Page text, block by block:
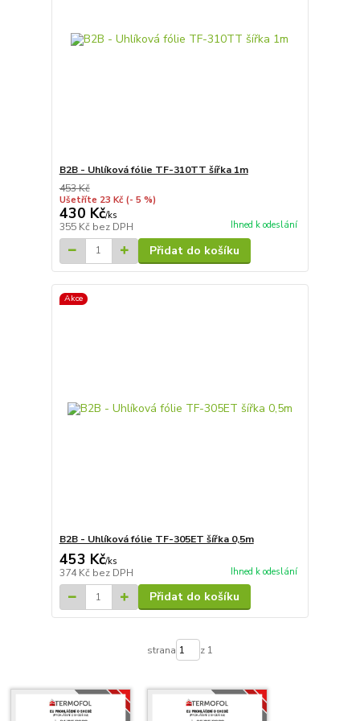
B2B - Uhlíková fólie TF-310TT šířka 1m
453 Kč
Ušetříte 23 Kč (- 5 %)
430 Kč/ks
355 Kč bez DPH Ihned k odeslání
Přidat do košíku
Akce
B2B - Uhlíková fólie TF-305ET šířka 0,5m
453 Kč/ks
374 Kč bez DPH Ihned k odeslání
Přidat do košíku
strana z 1